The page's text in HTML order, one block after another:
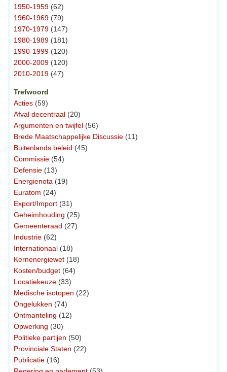
1950-1959 (62)
1960-1969 (79)
1970-1979 (147)
1980-1989 (181)
1990-1999 (120)
2000-2009 (120)
2010-2019 (47)
Trefwoord
Acties (59)
Afval decentraal (20)
Argumenten en twijfel (56)
Brede Maatschappelijke Discussie (11)
Buitenlands beleid (45)
Commissie (54)
Defensie (13)
Energienota (19)
Euratom (24)
Export/Import (31)
Geheimhouding (25)
Gemeenteraad (27)
Industrie (62)
Internationaal (18)
Kernenergiewet (18)
Kosten/budget (64)
Locatiekeuze (33)
Medische isotopen (22)
Ongelukken (74)
Ontmanteling (12)
Opwerking (30)
Politieke partijen (50)
Provinciale Staten (22)
Publicatie (16)